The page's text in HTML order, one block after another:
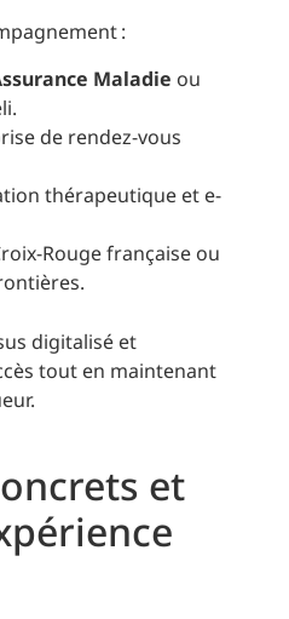
:
Maladie ou
de rendez-vous
thérapeutique et e-
Rouge française ou
digitalisé et
tout en maintenant
et